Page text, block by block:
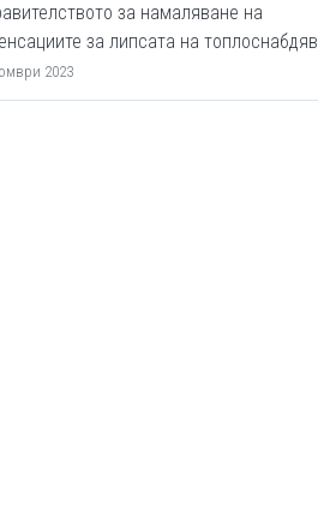
за намаляване на
за липсата на
2023